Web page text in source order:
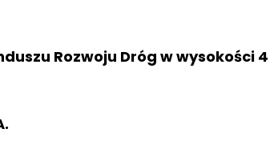
Rozwoju Dróg w wysokości 4